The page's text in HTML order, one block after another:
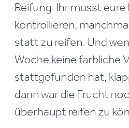
Reifung. Ihr müsst
kontrollieren,
statt zu reifen. Und
Woche keine farbliche
stattgefunden hat,
dann war die Frucht
überhaupt reifen zu